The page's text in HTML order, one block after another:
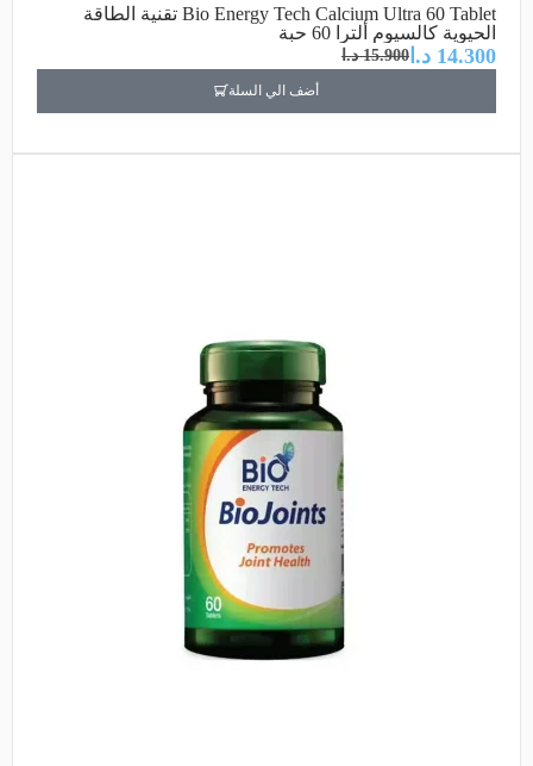
Bio Energy Tech Calcium Ultra 60 Tablet تقنية الطاقة
الحيوية كالسيوم ألترا 60 حبة
15.900 د.ا 14.300 د.ا
أضف الي السلة